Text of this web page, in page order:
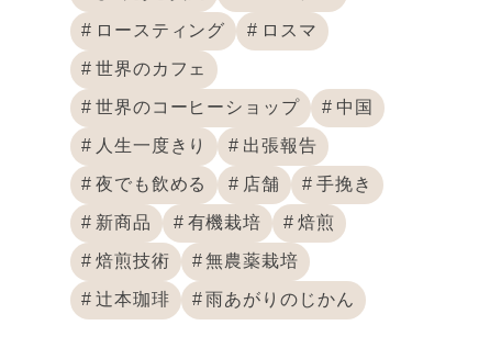
ロースティング ロスマ
世界のカフェ
世界のコーヒーショップ 中国
人生一度きり 出張報告
夜でも飲める 店舗 手挽き
新商品 有機栽培 焙煎
焙煎技術 無農薬栽培
辻本珈琲 雨あがりのじかん